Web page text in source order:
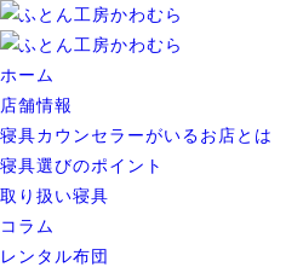
ホーム
店舗情報
寝具カウンセラーがいるお店とは
寝具選びのポイント
取り扱い寝具
コラム
レンタル布団